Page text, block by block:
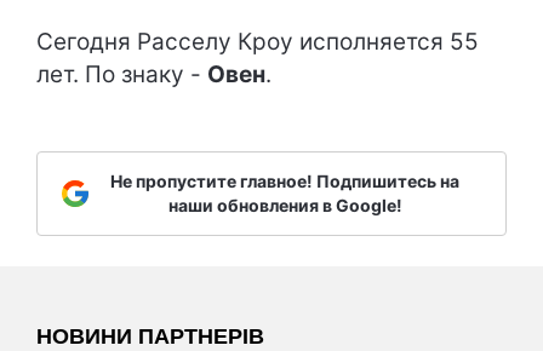
Сегодня Расселу Кроу исполняется 55
лет. По знаку - Овен.
Не пропустите главное! Подпишитесь на
наши обновления в Google!